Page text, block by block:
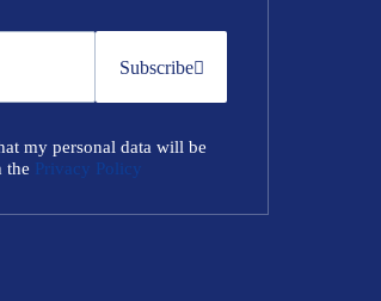
my personal data will be
the Privacy Policy
Subscribe